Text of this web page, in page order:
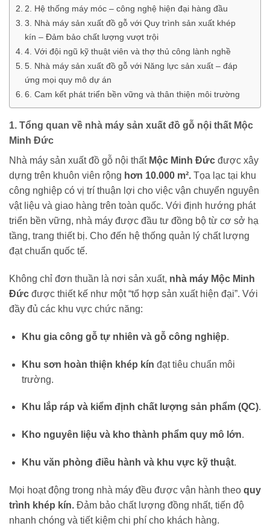
2. Hệ thống máy móc – công nghệ hiện đại hàng đầu
3. Nhà máy sản xuất đồ gỗ với Quy trình sản xuất khép
kín – Đảm bảo chất lượng vượt trội
4. Với đội ngũ kỹ thuật viên và thợ thủ công lành nghề
5. Nhà máy sản xuất đồ gỗ với Năng lực sản xuất – đáp
ứng mọi quy mô dự án
6. Cam kết phát triển bền vững và thân thiện môi trường
1. Tổng quan về nhà máy sản xuất đồ gỗ nội thất Mộc
Minh Đức
Nhà máy sản xuất đồ gỗ nội thất Mộc Minh Đức được xây
dựng trên khuôn viên rộng hơn 10.000 m². Tọa lạc tại khu
công nghiệp có vị trí thuận lợi cho việc vận chuyển nguyên
vật liệu và giao hàng trên toàn quốc. Với định hướng phát
triển bền vững, nhà máy được đầu tư đồng bộ từ cơ sở hạ
tầng, trang thiết bị. Cho đến hệ thống quản lý chất lượng
đạt chuẩn quốc tế.
Không chỉ đơn thuần là nơi sản xuất, nhà máy Mộc Minh
Đức được thiết kế như một “tổ hợp sản xuất hiện đại”. Với
đầy đủ các khu vực chức năng:
Khu gia công gỗ tự nhiên và gỗ công nghiệp.
Khu sơn hoàn thiện khép kín đạt tiêu chuẩn môi
trường.
Khu lắp ráp và kiểm định chất lượng sản phẩm (QC).
Kho nguyên liệu và kho thành phẩm quy mô lớn.
Khu văn phòng điều hành và khu vực kỹ thuật.
Mọi hoạt động trong nhà máy đều được vận hành theo quy
trình khép kín. Đảm bảo chất lượng đồng nhất, tiến độ
nhanh chóng và tiết kiệm chi phí cho khách hàng.